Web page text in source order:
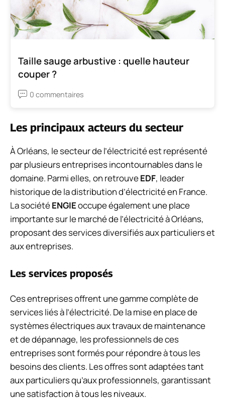
Taille sauge arbustive : quelle hauteur
couper ?
0 commentaires
Les principaux acteurs du secteur
À Orléans, le secteur de l’électricité est représenté
par plusieurs entreprises incontournables dans le
domaine. Parmi elles, on retrouveEDF, leader
historique de la distribution d’électricité en France.
La sociétéENGIEoccupe également une place
importante sur le marché de l’électricité à Orléans,
proposant des services diversifiés aux particuliers et
aux entreprises.
Les services proposés
Ces entreprises offrent une gamme complète de
services liés à l’électricité. De la mise en place de
systèmes électriques aux travaux de maintenance
et de dépannage, les professionnels de ces
entreprises sont formés pour répondre à tous les
besoins des clients. Les offres sont adaptées tant
aux particuliers qu’aux professionnels, garantissant
une satisfaction à tous les niveaux.